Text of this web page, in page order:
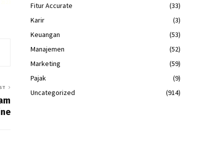
Fitur Accurate
(33)
Karir
(3)
Keuangan
(53)
Manajemen
(52)
Marketing
(59)
Pajak
(9)
Uncategorized
(914)